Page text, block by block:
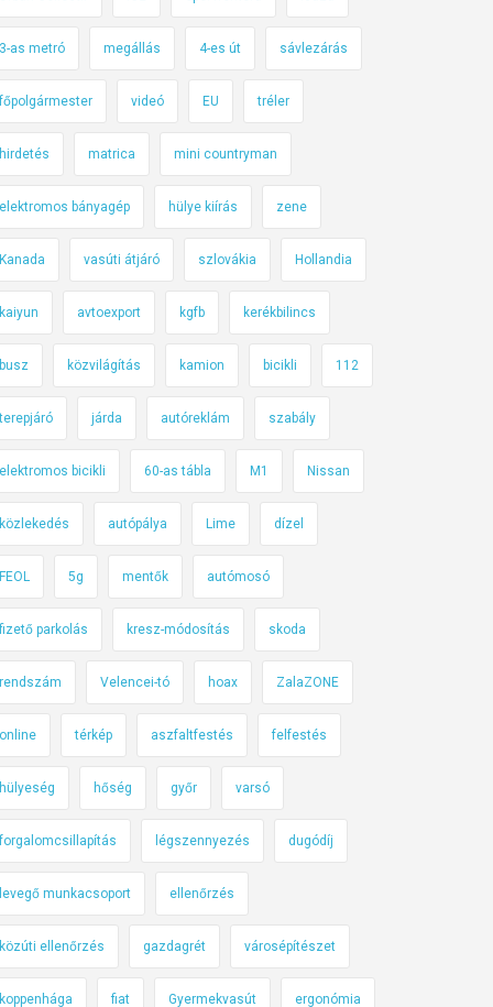
3-as metró megállás 4-es út sávlezárás
főpolgármester videó EU tréler
hirdetés matrica mini countryman
elektromos bányagép hülye kiírás zene
Kanada vasúti átjáró szlovákia Hollandia
kaiyun avtoexport kgfb kerékbilincs
busz közvilágítás kamion bicikli 112
terepjáró járda autóreklám szabály
elektromos bicikli 60-as tábla M1 Nissan
közlekedés autópálya Lime dízel
FEOL 5g mentők autómosó
fizető parkolás kresz-módosítás skoda
rendszám Velencei-tó hoax ZalaZONE
online térkép aszfaltfestés felfestés
hülyeség hőség győr varsó
forgalomcsillapítás légszennyezés dugódíj
levegő munkacsoport ellenőrzés
közúti ellenőrzés gazdagrét városépítészet
koppenhága fiat Gyermekvasút ergonómia